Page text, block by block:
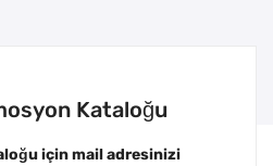
Kataloğu
için mail adresinizi